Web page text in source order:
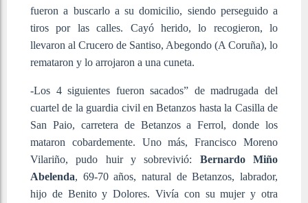
fueron a buscarlo a su domicilio, siendo perseguido a
tiros por las calles. Cayó herido, lo recogieron, lo
llevaron al Crucero de Santiso, Abegondo (A Coruña), lo
remataron y lo arrojaron a una cuneta.
-Los 4 siguientes fueron sacados” de madrugada del
cuartel de la guardia civil en Betanzos hasta la Casilla de
San Paio, carretera de Betanzos a Ferrol, donde los
mataron cobardemente. Uno más, Francisco Moreno
Vilariño, pudo huir y sobrevivió: Bernardo Miño
Abelenda, 69-70 años, natural de Betanzos, labrador,
hijo de Benito y Dolores. Vivía con su mujer y otra